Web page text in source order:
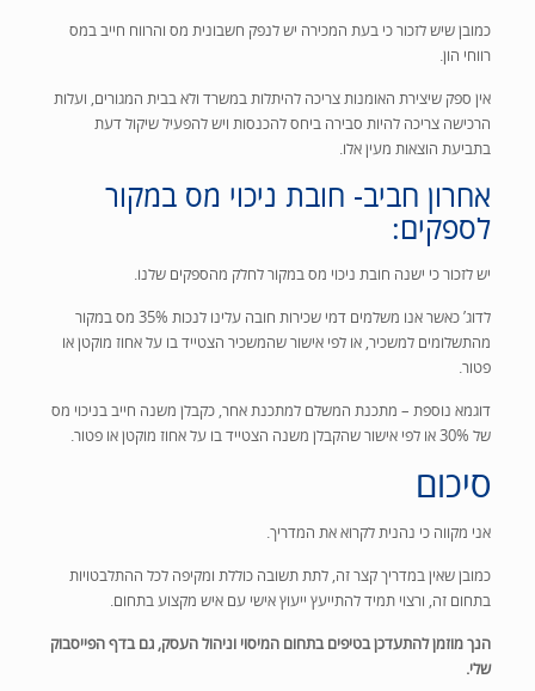
כמובן שיש לזכור כי בעת המכירה יש לנפק חשבונית מס והרווח חייב במס
רווחי הון.
אין ספק שיצירת האומנות צריכה להיתלות במשרד ולא בבית המגורים, ועלות
הרכישה צריכה להיות סבירה ביחס להכנסות ויש להפעיל שיקול דעת
בתביעת הוצאות מעין אלו.
אחרון חביב- חובת ניכוי מס במקור
לספקים:
יש לזכור כי ישנה חובת ניכוי מס במקור לחלק מהספקים שלנו.
לדוג’ כאשר אנו משלמים דמי שכירות חובה עלינו לנכות 35% מס במקור
מהתשלומים למשכיר, או לפי אישור שהמשכיר הצטייד בו על אחוז מוקטן או
פטור.
דוגמא נוספת – מתכנת המשלם למתכנת אחר, כקבלן משנה חייב בניכוי מס
של 30%
או לפי אישור שהקבלן משנה הצטייד בו על אחוז מוקטן או פטור.
סיכום
אני מקווה כי נהנית לקרוא את המדריך.
כמובן שאין במדריך קצר זה, לתת תשובה כוללת ומקיפה לכל ההתלבטויות
בתחום זה, ורצוי תמיד להתייעץ ייעוץ אישי עם איש מקצוע בתחום.
הנך מוזמן להתעדכן בטיפים בתחום המיסוי וניהול העסק, גם בדף הפייסבוק
שלי.